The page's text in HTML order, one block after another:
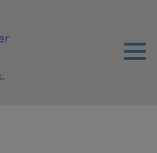
Menu